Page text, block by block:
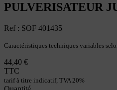
PULVERISATEUR
Ref : SOF 401435
Caractéristiques techniques variables
44,40 €
TTC
tarif à titre indicatif, TVA 20%